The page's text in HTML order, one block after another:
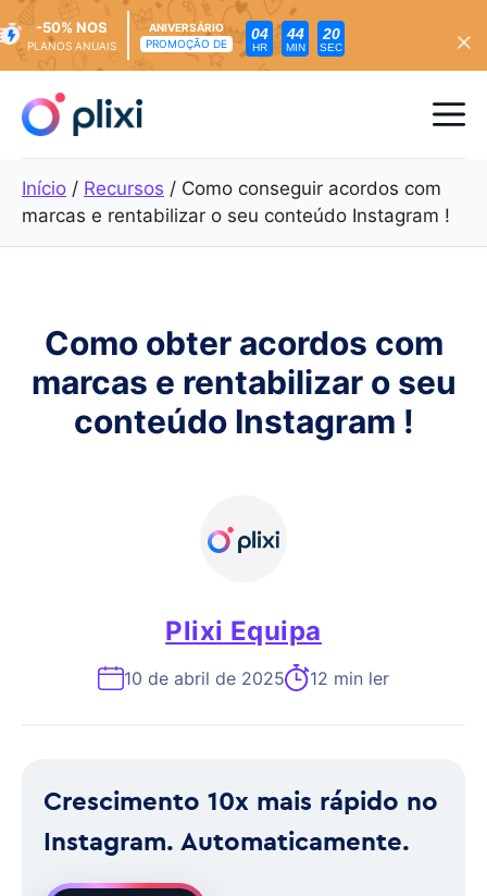
para
conteúdo
-50% NOS
PLANOS ANUAIS
ANIVERSÁRIO
PROMOÇÃO DE
04
HR
44
MIN
18
SEC
Início / Recursos / Como conseguir acordos com
marcas e rentabilizar o seu conteúdo Instagram !
Como obter acordos com
marcas e rentabilizar o seu
conteúdo Instagram !
Plixi Equipa
10 de abril de 2025 12 min ler
Crescimento 10x mais rápido no
Instagram. Automaticamente.